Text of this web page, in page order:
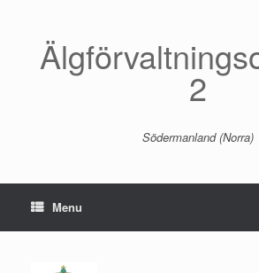
2
Södermanland (Norra)
Menu